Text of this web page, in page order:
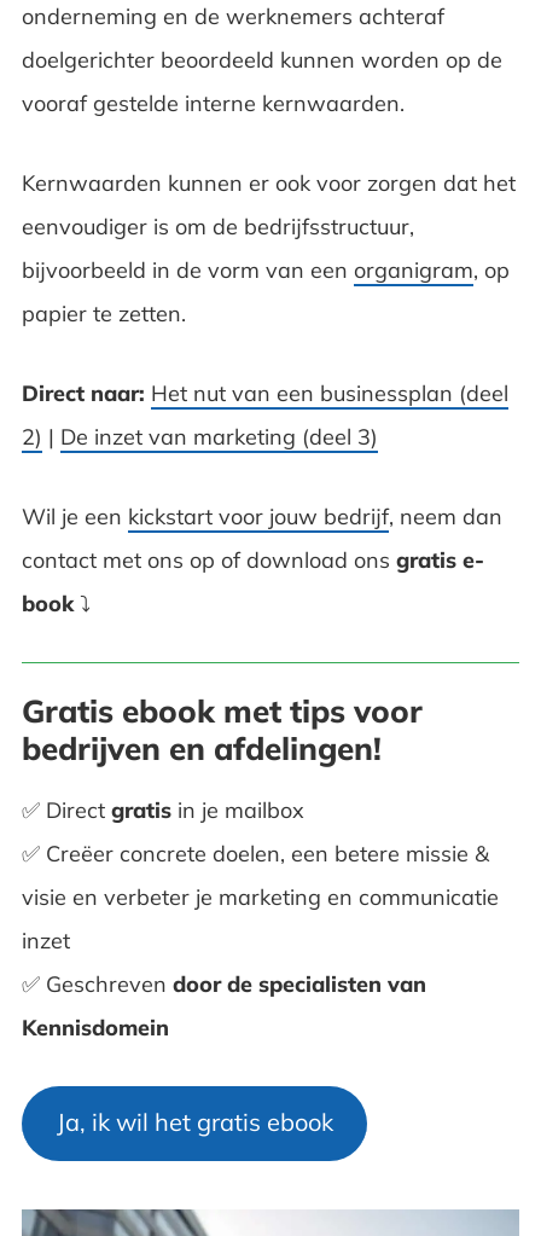
onderneming en de werknemers achteraf
doelgerichter beoordeeld kunnen worden op de
vooraf gestelde interne kernwaarden.
Kernwaarden kunnen er ook voor zorgen dat het
eenvoudiger is om de bedrijfsstructuur,
bijvoorbeeld in de vorm van een organigram, op
papier te zetten.
Direct naar: Het nut van een businessplan (deel
2) | De inzet van marketing (deel 3)
Wil je een kickstart voor jouw bedrijf, neem dan
contact met ons op of download ons gratis e-
book⤵
Gratis ebook met tips voor
bedrijven en afdelingen!
✅ Direct gratisin je mailbox
✅ Creëer concrete doelen, een betere missie &
visie en verbeter je marketing en communicatie
inzet
✅ Geschreven door de specialisten van
Kennisdomein
Ja, ik wil het gratis ebook